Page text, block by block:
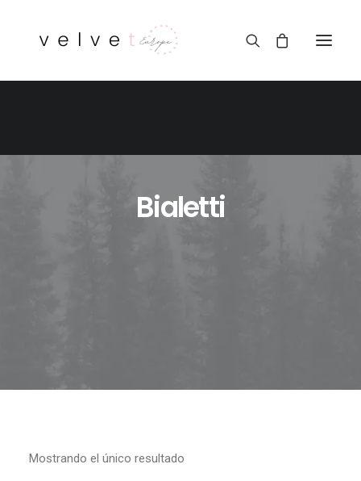
Bialetti
Mostrando el único resultado